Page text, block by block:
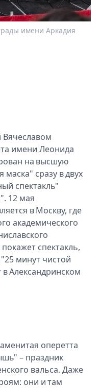
имени Аркадия
Вячеславом
имени Леонида
на высшую
сразу в двух
спектакль"
12 мая
в Москву, где
академического
спектакль,
минут чистой
Александринском
оперетта
– праздник
вальса. Даже
они и там